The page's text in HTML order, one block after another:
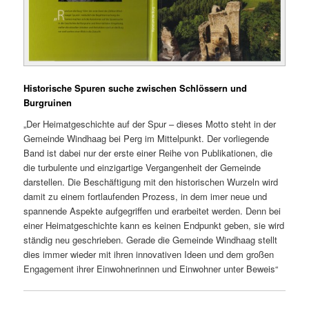
Historische Spuren suche zwischen Schlössern und
Burgruinen
„Der Heimatgeschichte auf der Spur – dieses Motto steht in der
Gemeinde Windhaag bei Perg im Mittelpunkt. Der vorliegende
Band ist dabei nur der erste einer Reihe von Publikationen, die
die turbulente und einzigartige Vergangenheit der Gemeinde
darstellen. Die Beschäftigung mit den historischen Wurzeln wird
damit zu einem fortlaufenden Prozess, in dem imer neue und
spannende Aspekte aufgegriffen und erarbeitet werden. Denn bei
einer Heimatgeschichte kann es keinen Endpunkt geben, sie wird
ständig neu geschrieben. Gerade die Gemeinde Windhaag stellt
dies immer wieder mit ihren innovativen Ideen und dem großen
Engagement ihrer Einwohnerinnen und Einwohner unter Beweis“